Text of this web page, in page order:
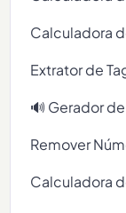
Calculadora
Extrator de
🔊 Gerador
Remover
Calculadora